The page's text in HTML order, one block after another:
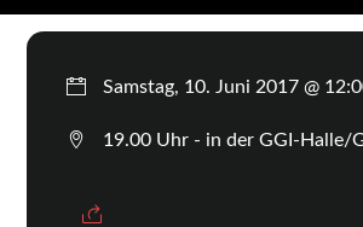
Samstag, 10. Juni 2017 @
19.00 Uhr - in der GGI-Halle/